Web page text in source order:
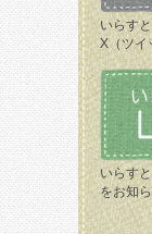
いらす
X（ツイ
いらす
をお知